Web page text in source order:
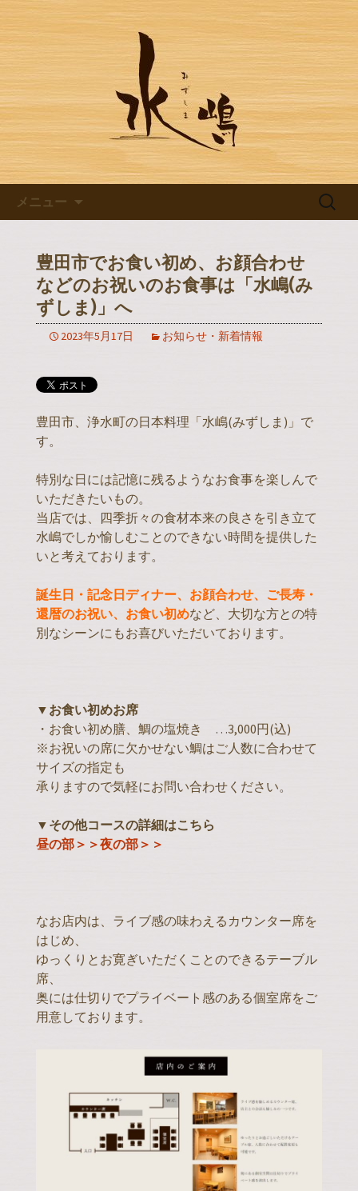
豊田市浄水の【水嶋】のブログ
豊田市浄水の【水嶋】のブログです
メニュー
検
豊田市でお食い初め、お顔合わせ
などのお祝いのお食事は「水嶋(み
ずしま)」へ
2023年5月17日 お知らせ・新着情報
豊田市、浄水町の日本料理「水嶋(みずしま)」で
す。
特別な日には記憶に残るようなお食事を楽しんで
いただきたいもの。
当店では、四季折々の食材本来の良さを引き立て
水嶋でしか愉しむことのできない時間を提供した
いと考えております。
誕生日・記念日ディナー、お顔合わせ、ご長寿・
還暦のお祝い、お食い初めなど、大切な方との特
別なシーンにもお喜びいただいております。
▼お食い初めお席
・お食い初め膳、鯛の塩焼き …3,000円(込)
※お祝いの席に欠かせない鯛はご人数に合わせて
サイズの指定も
承りますので気軽にお問い合わせください。
▼その他コースの詳細はこちら
昼の部＞＞夜の部＞＞
なお店内は、ライブ感の味わえるカウンター席を
はじめ、
ゆっくりとお寛ぎいただくことのできるテーブル
席、
奥には仕切りでプライベート感のある個室席をご
用意しております。